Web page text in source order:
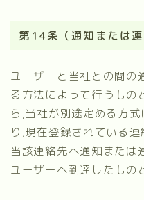
第14条（通知または連
ユーザーと当社との間の
る方法によって行うもの
ら,当社が別途定める方
り,現在登録されている
当該連絡先へ通知または
ユーザーへ到達したもの